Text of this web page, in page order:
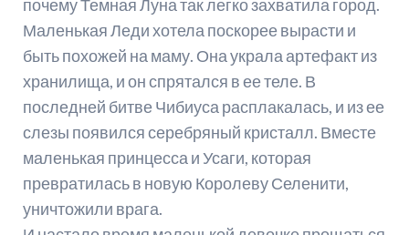
почему Темная Луна так легко захватила город.
Маленькая Леди хотела поскорее вырасти и
быть похожей на маму. Она украла артефакт из
хранилища, и он спрятался в ее теле. В
последней битве Чибиуса расплакалась, и из ее
слезы появился серебряный кристалл. Вместе
маленькая принцесса и Усаги, которая
превратилась в новую Королеву Селенити,
уничтожили врага.